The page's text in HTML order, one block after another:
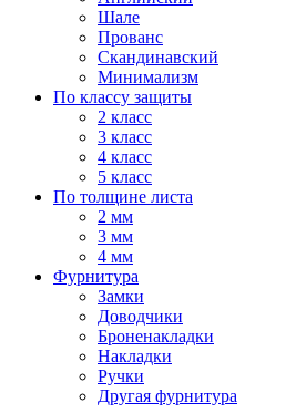
Шале
Прованс
Скандинавский
Минимализм
По классу защиты
2 класс
3 класс
4 класс
5 класс
По толщине листа
2 мм
3 мм
4 мм
Фурнитура
Замки
Доводчики
Броненакладки
Накладки
Ручки
Другая фурнитура